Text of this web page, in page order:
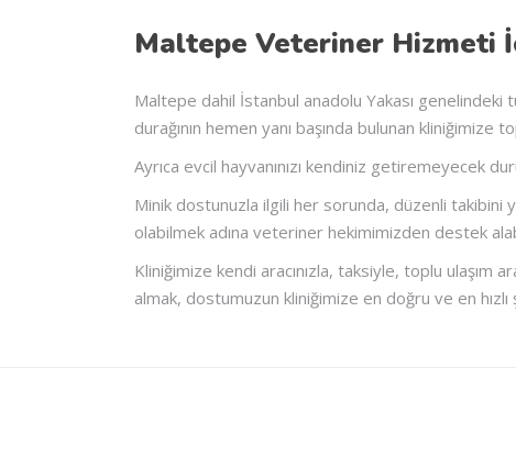
Maltepe Veteriner Hizmeti
Maltepe dahil İstanbul anadolu Yakası
durağının hemen yanı başında bulunan kliniğimize
Ayrıca evcil hayvanınızı kendiniz getiremeyecek
Minik dostunuzla ilgili her sorunda, düzenli
olabilmek adına veteriner hekimimizden destek
Kliniğimize kendi aracınızla, taksiyle, toplu ulaşım
almak, dostumuzun kliniğimize en doğru ve en